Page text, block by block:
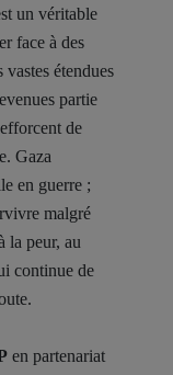
un véritable
face à des
étendues
partie
de
Gaza
en guerre ;
malgré
la peur, au
continue de
en partenariat